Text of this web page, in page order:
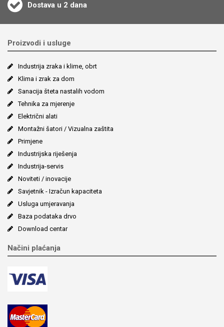
Dostava u 2 dana
Proizvodi i usluge
Industrija zraka i klime, obrt
Klima i zrak za dom
Sanacija šteta nastalih vodom
Tehnika za mjerenje
Električni alati
Montažni šatori / Vizualna zaštita
Primjene
Industrijska riješenja
Industrija-servis
Noviteti / inovacije
Savjetnik - Izračun kapaciteta
Usluga umjeravanja
Baza podataka drvo
Download centar
Načini plaćanja